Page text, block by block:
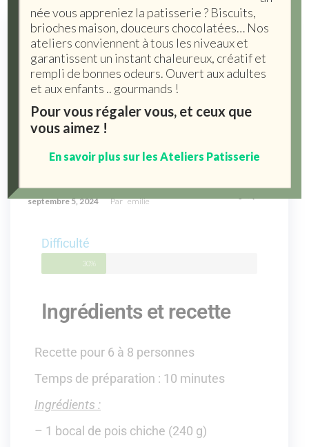
Houmous à l’ail noir
septembre 5, 2024 Par emilie
Difficulté
30%
Ingrédients et recette
Recette pour 6 à 8 personnes
Temps de préparation : 10 minutes
Ingrédients :
– 1 bocal de pois chiche (240 g)
née vous appreniez la patisserie ? Biscuits,
brioches maison, douceurs chocolatées… Nos
ateliers conviennent à tous les niveaux et
garantissent un instant chaleureux, créatif et
rempli de bonnes odeurs. Ouvert aux adultes
et aux enfants .. gourmands !
Pour vous régaler vous, et ceux que
vous aimez !
En savoir plus sur les Ateliers Patisserie